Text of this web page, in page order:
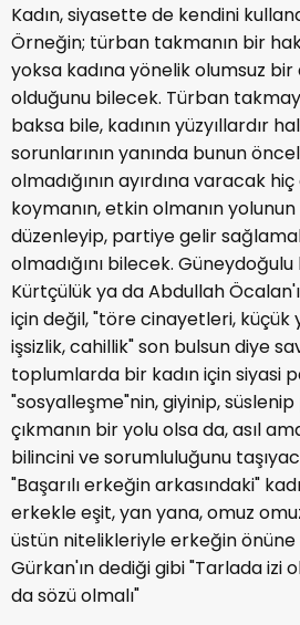
Kadın, siyasette de kendini
Örneğin; türban takmanın bir
yoksa kadına yönelik olumsuz bir
olduğunu bilecek. Türban
baksa bile, kadının yüzyıllardır
sorunlarının yanında bunun
olmadığının ayırdına varacak
koymanın, etkin olmanın
düzenleyip, partiye gelir
olmadığını bilecek.
Kürtçülük ya da Abdullah
için değil, "töre cinayetleri, küçük
işsizlik, cahillik" son bulsun diye
toplumlarda bir kadın için siyasi
"sosyalleşme"nin, giyinip,
çıkmanın bir yolu olsa da, asıl
bilincini ve sorumluluğunu
"Başarılı erkeğin arkasındaki"
erkekle eşit, yan yana, omuz
üstün nitelikleriyle erkeğin
Gürkan'ın dediği gibi "Tarlada izi
da sözü olmalı"